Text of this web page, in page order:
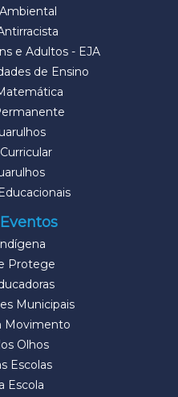
e Adultos - EJA
de Ensino
Protege
Municipais
Movimento
Olhos
Escolas
Escola